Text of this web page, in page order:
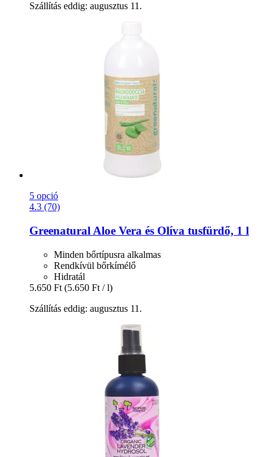
Szállítás eddig: augusztus 11.
5 opció
4.3 (70)
Greenatural Aloe Vera és Olíva tusfürdő, 1 l
Minden bőrtípusra alkalmas
Rendkívül bőrkímélő
Hidratál
5.650 Ft (5.650 Ft / l)
Szállítás eddig: augusztus 11.